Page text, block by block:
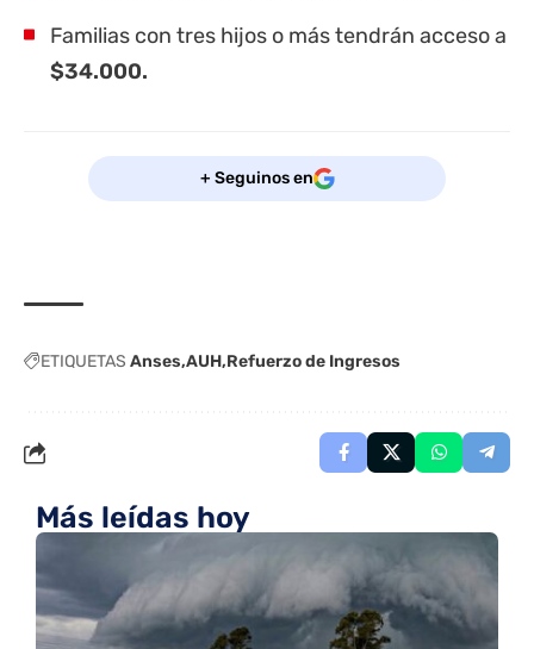
Familias con tres hijos o más tendrán acceso a
$34.000.
+ Seguinos en
ETIQUETAS Anses AUH Refuerzo de Ingresos
Más leídas hoy